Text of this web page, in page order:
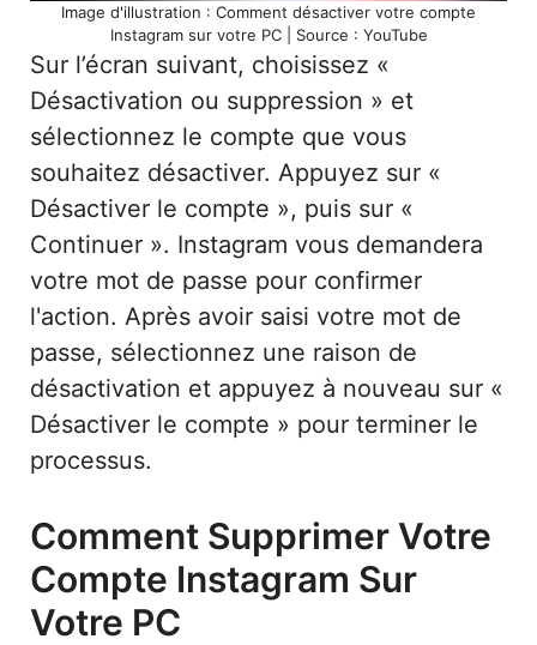
Image d'illustration : Comment désactiver votre compte
Instagram sur votre PC | Source : YouTube
Sur l’écran suivant, choisissez «
Désactivation ou suppression » et
sélectionnez le compte que vous
souhaitez désactiver. Appuyez sur «
Désactiver le compte », puis sur «
Continuer ». Instagram vous demandera
votre mot de passe pour confirmer
l'action. Après avoir saisi votre mot de
passe, sélectionnez une raison de
désactivation et appuyez à nouveau sur «
Désactiver le compte » pour terminer le
processus.
Comment Supprimer Votre
Compte Instagram Sur
Votre PC